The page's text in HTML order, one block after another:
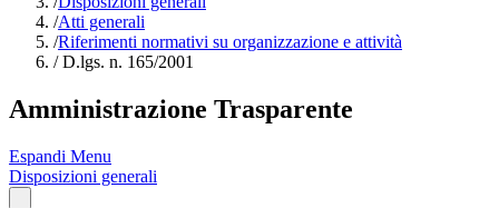
/Atti generali
/Riferimenti normativi su organizzazione e attività
/D.lgs. n. 165/2001
Amministrazione Trasparente
Espandi Menu
Disposizioni generali